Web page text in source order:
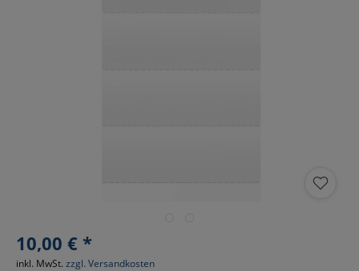
10,00 € *
inkl. MwSt. zzgl. Versandkosten